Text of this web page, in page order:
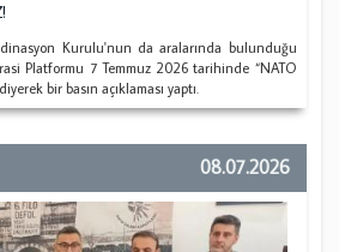
Kurulu'nun da aralarında bulunduğu
Platformu 7 Temmuz 2026 tarihinde “NATO
bir basın açıklaması yaptı.
08.07.2026